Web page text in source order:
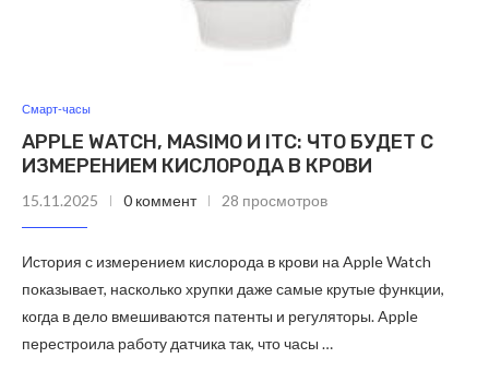
Смарт-часы
APPLE WATCH, MASIMO И ITC: ЧТО БУДЕТ С
ИЗМЕРЕНИЕМ КИСЛОРОДА В КРОВИ
15.11.2025 0 коммент 28 просмотров
История с измерением кислорода в крови на Apple Watch
показывает, насколько хрупки даже самые крутые функции,
когда в дело вмешиваются патенты и регуляторы. Apple
перестроила работу датчика так, что часы …